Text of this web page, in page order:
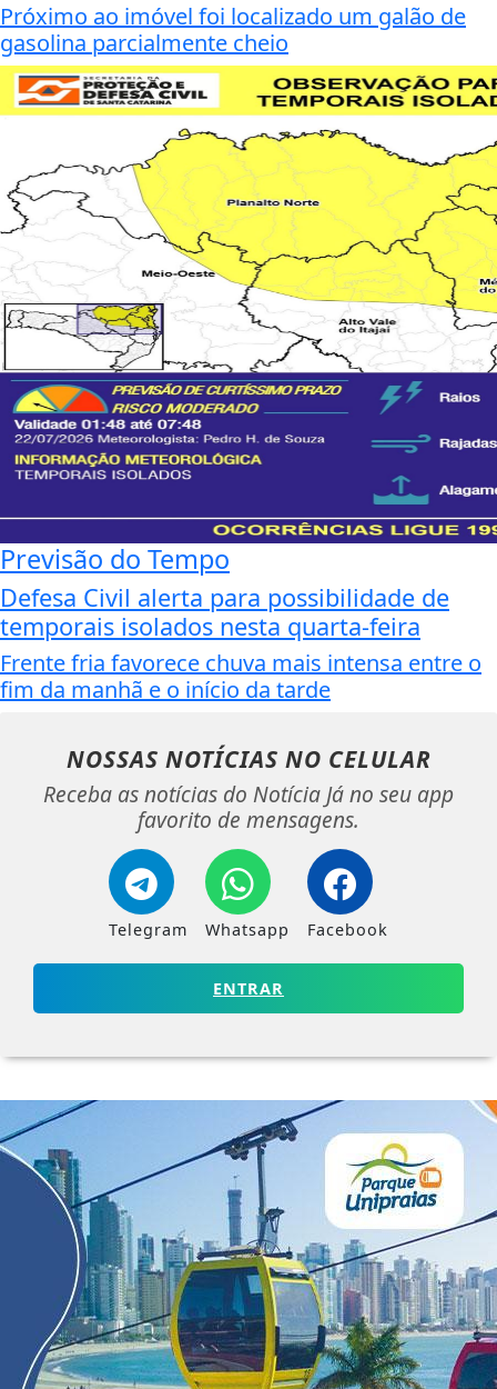
Próximo ao imóvel foi localizado um galão de
gasolina parcialmente cheio
Previsão do Tempo
Defesa Civil alerta para possibilidade de
temporais isolados nesta quarta-feira
Frente fria favorece chuva mais intensa entre o
fim da manhã e o início da tarde
NOSSAS NOTÍCIAS NO CELULAR
Receba as notícias do Notícia Já no seu app
favorito de mensagens.
Telegram Whatsapp Facebook
ENTRAR